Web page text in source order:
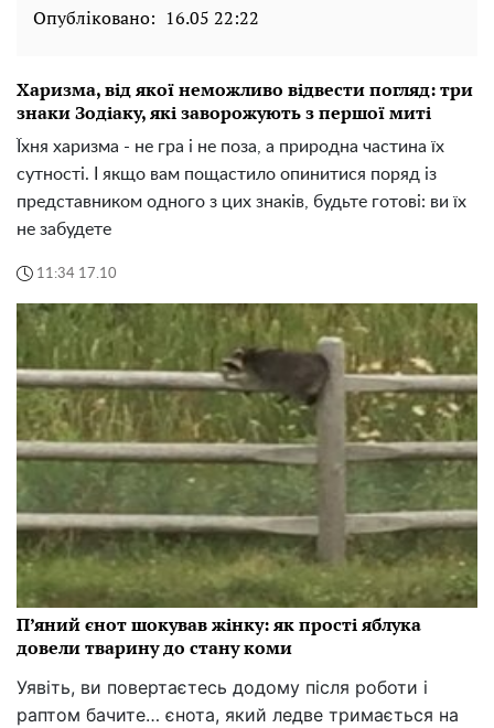
Опубліковано: 16.05 22:22
Харизма, від якої неможливо відвести погляд: три
знаки Зодіаку, які заворожують з першої миті
Їхня харизма - не гра і не поза, а природна частина їх
сутності. І якщо вам пощастило опинитися поряд із
представником одного з цих знаків, будьте готові: ви їх
не забудете
11:34 17.10
П’яний єнот шокував жінку: як прості яблука
довели тварину до стану коми
Уявіть, ви повертаєтесь додому після роботи і
раптом бачите… єнота, який ледве тримається на